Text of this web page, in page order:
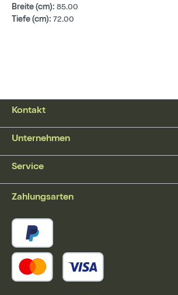
Breite (cm): 85.00
Tiefe (cm): 72.00
Kontakt
Unternehmen
Service
Zahlungsarten